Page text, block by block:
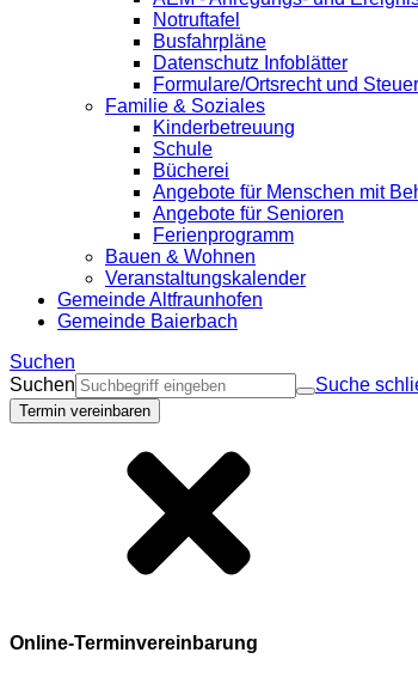
Notruftafel
Busfahrpläne
Datenschutz Infoblätter
Formulare/Ortsrecht und
Familie & Soziales
Kinderbetreuung
Schule
Bücherei
Angebote für Menschen mit
Angebote für Senioren
Ferienprogramm
Bauen & Wohnen
Veranstaltungskalender
Gemeinde Altfraunhofen
Gemeinde Baierbach
Suchen
Suchen
Suche
Termin vereinbaren
Online-Terminvereinbarung